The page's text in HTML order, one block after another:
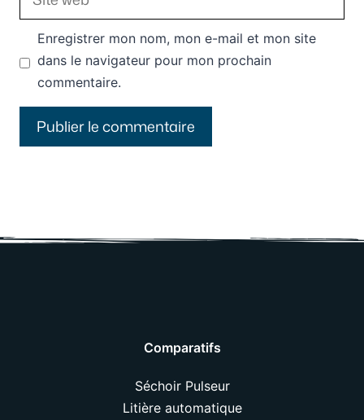
web
Enregistrer mon nom, mon e-mail et mon site
dans le navigateur pour mon prochain
commentaire.
Comparatifs
Séchoir Pulseur
Litière automatique